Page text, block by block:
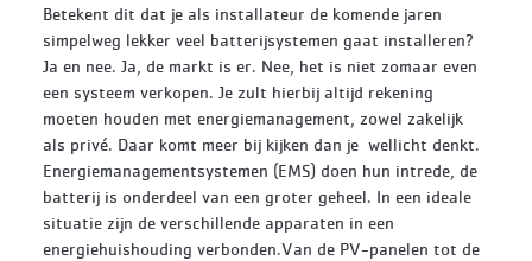
Betekent dit dat je als installateur de komende jaren
simpelweg lekker veel batterijsystemen gaat installeren?
Ja en nee. Ja, de markt is er. Nee, het is niet zomaar even
een systeem verkopen. Je zult hierbij altijd rekening
moeten houden met energiemanagement, zowel zakelijk
als privé. Daar komt meer bij kijken dan je wellicht denkt.
Energiemanagementsystemen (EMS) doen hun intrede, de
batterij is onderdeel van een groter geheel. In een ideale
situatie zijn de verschillende apparaten in een
energiehuishouding verbonden.Van de PV-panelen tot de